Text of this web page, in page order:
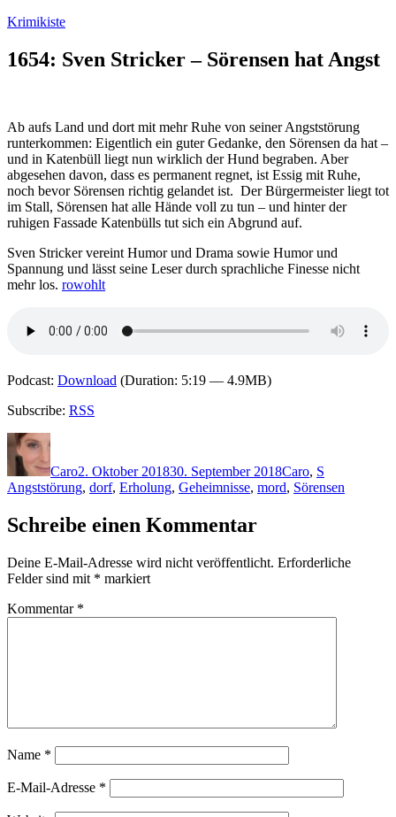
Zum
springen
Krimikiste
1654: Sven Stricker – Sörensen hat Angst
Ab aufs Land und dort mit mehr Ruhe von seiner Angststörung
runterkommen: Eigentlich ein guter Gedanke, den Sörensen da hat –
und in Katenbüll liegt nun wirklich der Hund begraben. Aber
abgesehen davon, dass es permanent regnet, ist Essig mit Ruhe,
noch bevor Sörensen richtig gelandet ist. Der Bürgermeister liegt tot
im Stall, Sörensen hat alle Hände voll zu tun – und hinter der
ruhigen Fassade Katenbülls tut sich ein Abgrund auf.
Sven Stricker vereint Humor und Drama sowie Humor und
Spannung und lässt seine Leser durch sprachliche Finesse nicht
mehr los. rowohlt
Podcast: Download (Duration: 5:19 — 4.9MB)
Subscribe: RSS
Autor
Caro2. Oktober 201830. September 2018Caro, S
Angststörung, dorf, Erholung, Geheimnisse, mord, Sörensen
Schreibe einen Kommentar
Deine E-Mail-Adresse wird nicht veröffentlicht. Erforderliche
Felder sind mit * markiert
Kommentar *
Name *
E-Mail-Adresse *